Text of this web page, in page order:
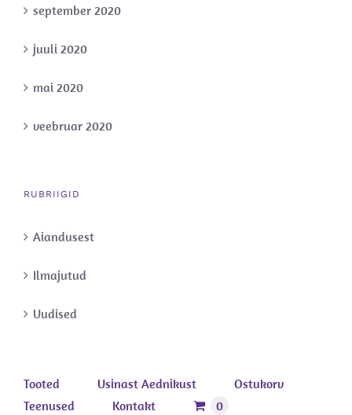
september 2020
juuli 2020
mai 2020
veebruar 2020
RUBRIIGID
Aiandusest
Ilmajutud
Uudised
Tooted Usinast Aednikust
Ostukorv
Teenused
Kontakt 0